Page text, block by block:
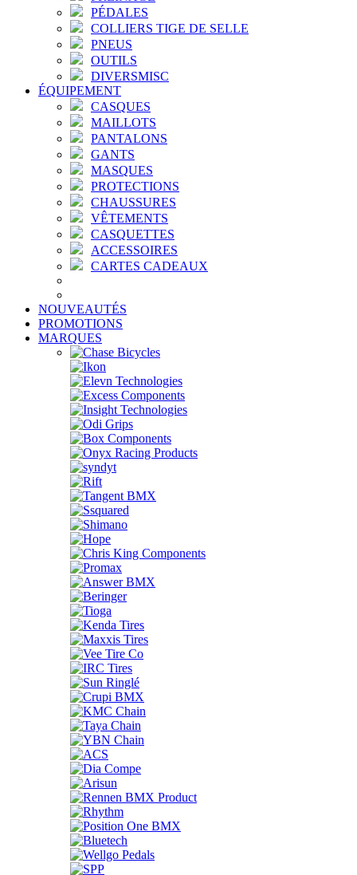
PÉDALES
COLLIERS TIGE DE SELLE
PNEUS
OUTILS
DIVERSMISC
ÉQUIPEMENT
CASQUES
MAILLOTS
PANTALONS
GANTS
MASQUES
PROTECTIONS
CHAUSSURES
VÊTEMENTS
CASQUETTES
ACCESSOIRES
CARTES CADEAUX
NOUVEAUTÉS
PROMOTIONS
MARQUES